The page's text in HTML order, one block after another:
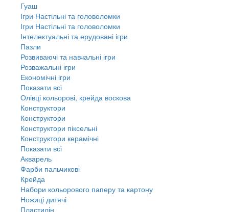
Гуаш
Ігри Настільні та головоломки
Ігри Настільні та головоломки
Інтелектуальні та ерудовані ігри
Пазли
Розвиваючі та навчальні ігри
Розважальні ігри
Економічні ігри
Показати всі
Олівці кольорові, крейда воскова
Конструктори
Конструктори
Конструктори піксельні
Конструктори керамічні
Показати всі
Акварель
Фарби пальчикові
Крейда
Набори кольорового паперу та картону
Ножиці дитячі
Пластилін